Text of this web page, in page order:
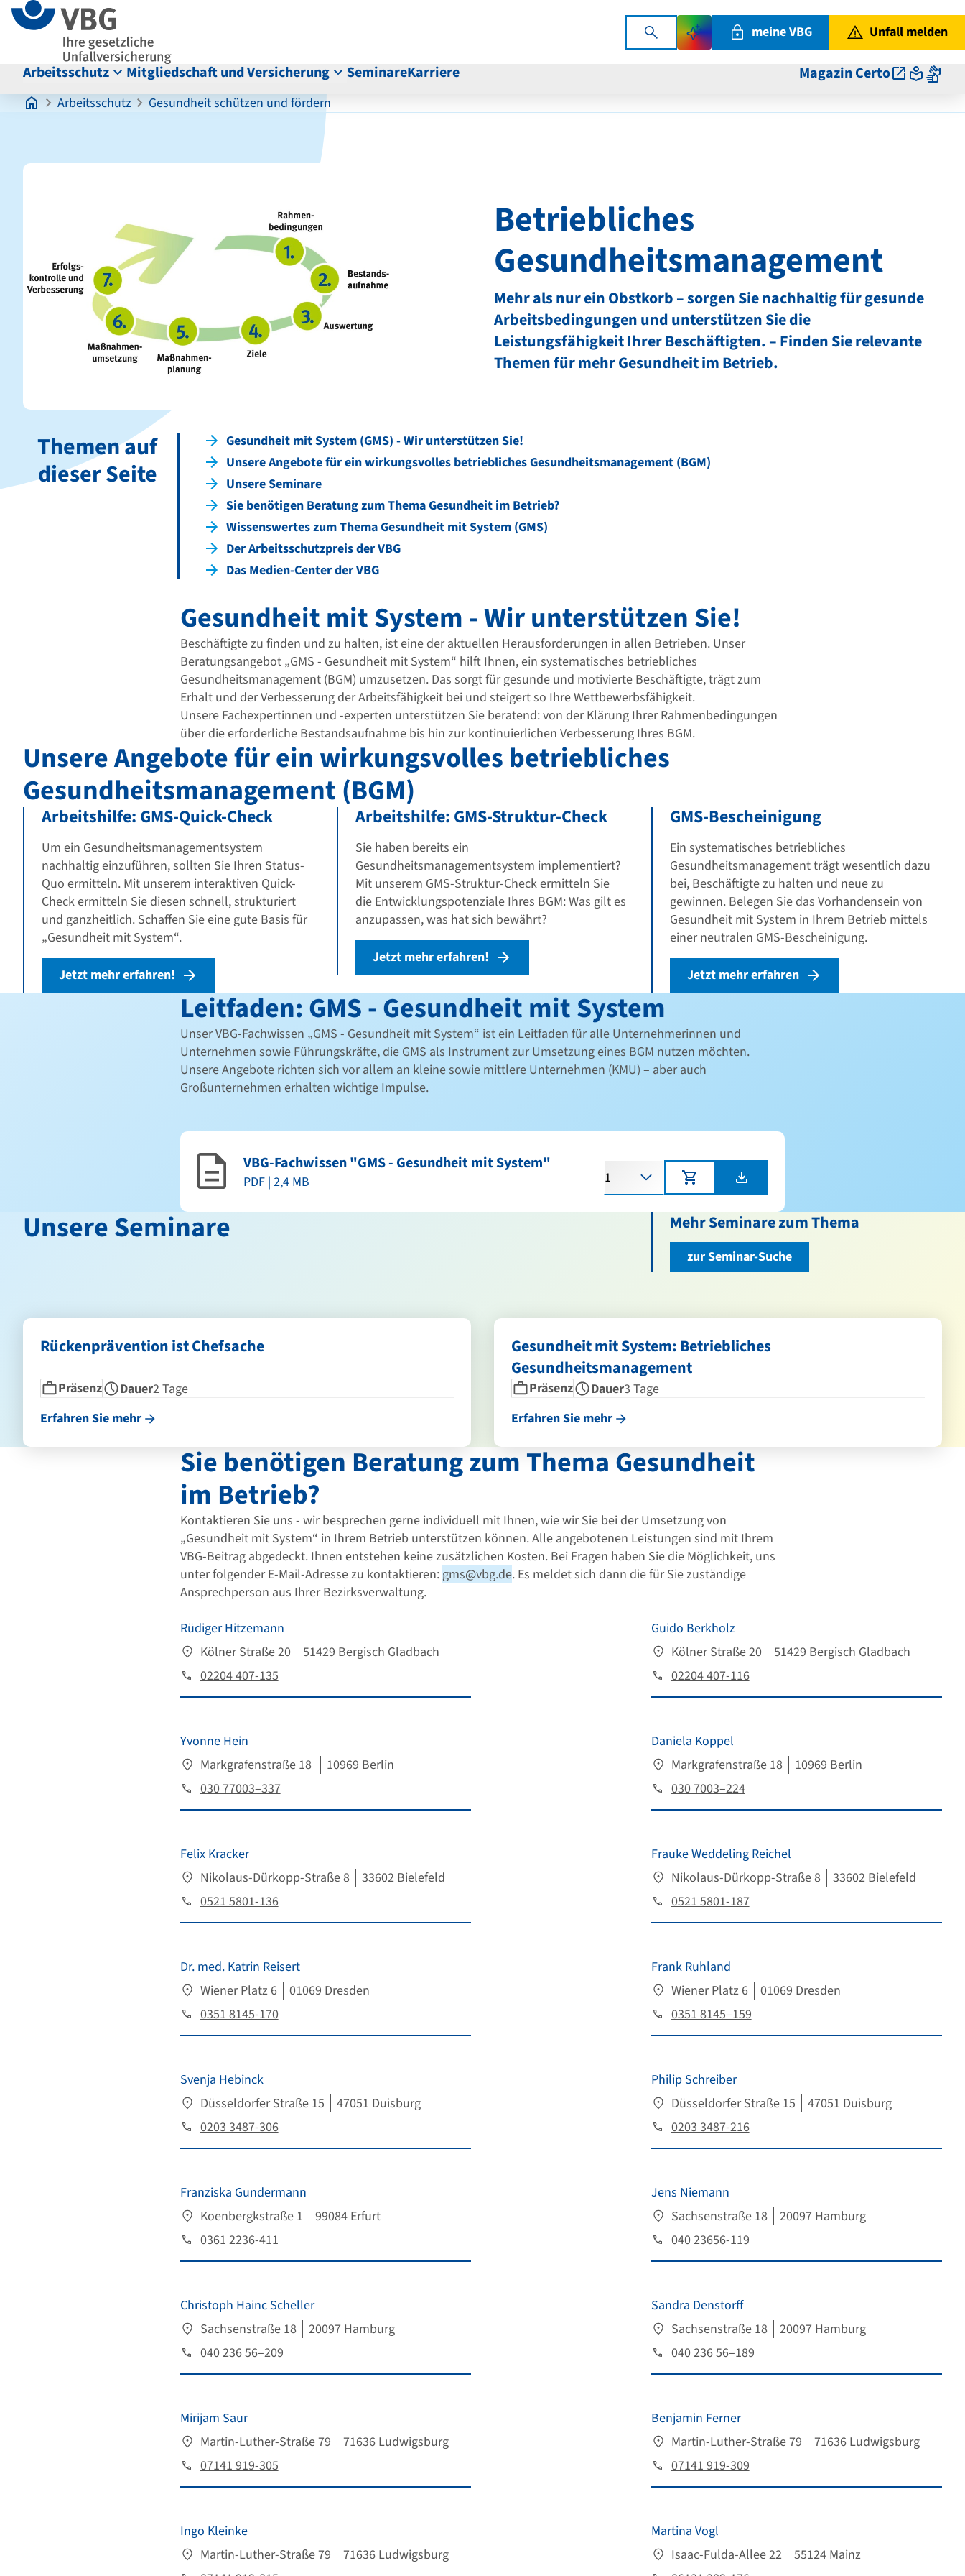
Seitenanfang
zum
Inhalt
zur
Navigation
Fußbereich
meine VBG Unfall melden
Arbeitsschutz Mitgliedschaft und Versicherung SeminareKarriere Magazin Certo
Arbeitsschutz Gesundheit schützen und fördern
Hauptinhalt
Betriebliches
Gesundheitsmanagement
Mehr als nur ein Obstkorb – sorgen Sie nachhaltig für gesunde
Arbeitsbedingungen und unterstützen Sie die
Leistungsfähigkeit Ihrer Beschäftigten. – Finden Sie relevante
Themen für mehr Gesundheit im Betrieb.
Themen auf
dieser Seite
Gesundheit mit System (GMS) - Wir unterstützen Sie!
Unsere Angebote für ein wirkungsvolles betriebliches Gesundheitsmanagement (BGM)
Unsere Seminare
Sie benötigen Beratung zum Thema Gesundheit im Betrieb?
Wissenswertes zum Thema Gesundheit mit System (GMS)
Der Arbeitsschutzpreis der VBG
Das Medien-Center der VBG
Gesundheit mit System - Wir unterstützen Sie!
Beschäftigte zu finden und zu halten, ist eine der aktuellen Herausforderungen in allen Betrieben. Unser
Beratungsangebot „GMS - Gesundheit mit System“ hilft Ihnen, ein systematisches betriebliches
Gesundheitsmanagement (BGM) umzusetzen. Das sorgt für gesunde und motivierte Beschäftigte, trägt zum
Erhalt und der Verbesserung der Arbeitsfähigkeit bei und steigert so Ihre Wettbewerbsfähigkeit.
Unsere Fachexpertinnen und -experten unterstützen Sie beratend: von der Klärung Ihrer Rahmenbedingungen
über die erforderliche Bestandsaufnahme bis hin zur kontinuierlichen Verbesserung Ihres BGM.
Unsere Angebote für ein wirkungsvolles betriebliches
Gesundheitsmanagement (BGM)
Arbeitshilfe: GMS-Quick-Check
Um ein Gesundheitsmanagementsystem
nachhaltig einzuführen, sollten Sie Ihren Status-
Quo ermitteln. Mit unserem interaktiven Quick-
Check ermitteln Sie diesen schnell, strukturiert
und ganzheitlich. Schaffen Sie eine gute Basis für
„Gesundheit mit System“.
Jetzt mehr erfahren!
Arbeitshilfe: GMS-Struktur-Check
Sie haben bereits ein
Gesundheitsmanagementsystem implementiert?
Mit unserem GMS-Struktur-Check ermitteln Sie
die Entwicklungspotenziale Ihres BGM: Was gilt es
anzupassen, was hat sich bewährt?
Jetzt mehr erfahren!
GMS-Bescheinigung
Ein systematisches betriebliches
Gesundheitsmanagement trägt wesentlich dazu
bei, Beschäftigte zu halten und neue zu
gewinnen. Belegen Sie das Vorhandensein von
Gesundheit mit System in Ihrem Betrieb mittels
einer neutralen GMS-Bescheinigung.
Jetzt mehr erfahren
Leitfaden: GMS - Gesundheit mit System
Unser VBG-Fachwissen „GMS - Gesundheit mit System“ ist ein Leitfaden für alle Unternehmerinnen und
Unternehmen sowie Führungskräfte, die GMS als Instrument zur Umsetzung eines BGM nutzen möchten.
Unsere Angebote richten sich vor allem an kleine sowie mittlere Unternehmen (KMU) – aber auch
Großunternehmen erhalten wichtige Impulse.
VBG-Fachwissen "GMS - Gesundheit mit System"
PDF | 2,4 MB
Unsere Seminare Mehr Seminare zum Thema
zur Seminar-Suche
Rückenprävention ist Chefsache
Seminarform
Präsenz
Dauer Dauer2 Tage
Erfahren Sie mehr
Gesundheit mit System: Betriebliches
Gesundheitsmanagement
Seminarform
Präsenz
Dauer Dauer3 Tage
Erfahren Sie mehr
Sie benötigen Beratung zum Thema Gesundheit
im Betrieb?
Kontaktieren Sie uns - wir besprechen gerne individuell mit Ihnen, wie wir Sie bei der Umsetzung von
„Gesundheit mit System“ in Ihrem Betrieb unterstützen können. Alle angebotenen Leistungen sind mit Ihrem
VBG-Beitrag abgedeckt. Ihnen entstehen keine zusätzlichen Kosten. Bei Fragen haben Sie die Möglichkeit, uns
unter folgender E-Mail-Adresse zu kontaktieren:gms@vbg.de. Es meldet sich dann die für Sie zuständige
Ansprechperson aus Ihrer Bezirksverwaltung.
Rüdiger Hitzemann
Kölner Straße 20
51429 Bergisch Gladbach
02204 407-135
Guido Berkholz
Kölner Straße 20
51429 Bergisch Gladbach
02204 407-116
Yvonne Hein
Markgrafenstraße 18
10969 Berlin
030 77003–337
Daniela Koppel
Markgrafenstraße 18
10969 Berlin
030 7003–224
Felix Kracker
Nikolaus-Dürkopp-Straße 8
33602 Bielefeld
0521 5801-136
Frauke Weddeling Reichel
Nikolaus-Dürkopp-Straße 8
33602 Bielefeld
0521 5801-187
Dr. med. Katrin Reisert
Wiener Platz 6
01069 Dresden
0351 8145-170
Frank Ruhland
Wiener Platz 6
01069 Dresden
0351 8145–159
Svenja Hebinck
Düsseldorfer Straße 15
47051 Duisburg
0203 3487-306
Philip Schreiber
Düsseldorfer Straße 15
47051 Duisburg
0203 3487-216
Franziska Gundermann
Koenbergkstraße 1
99084 Erfurt
0361 2236-411
Jens Niemann
Sachsenstraße 18
20097 Hamburg
040 23656-119
Christoph Hainc Scheller
Sachsenstraße 18
20097 Hamburg
040 236 56–209
Sandra Denstorff
Sachsenstraße 18
20097 Hamburg
040 236 56–189
Mirijam Saur
Martin-Luther-Straße 79
71636 Ludwigsburg
07141 919-305
Benjamin Ferner
Martin-Luther-Straße 79
71636 Ludwigsburg
07141 919-309
Ingo Kleinke
Martin-Luther-Straße 79
71636 Ludwigsburg
Martina Vogl
Isaac-Fulda-Allee 22
55124 Mainz